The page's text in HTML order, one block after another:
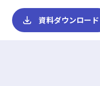
資料ダウンロード